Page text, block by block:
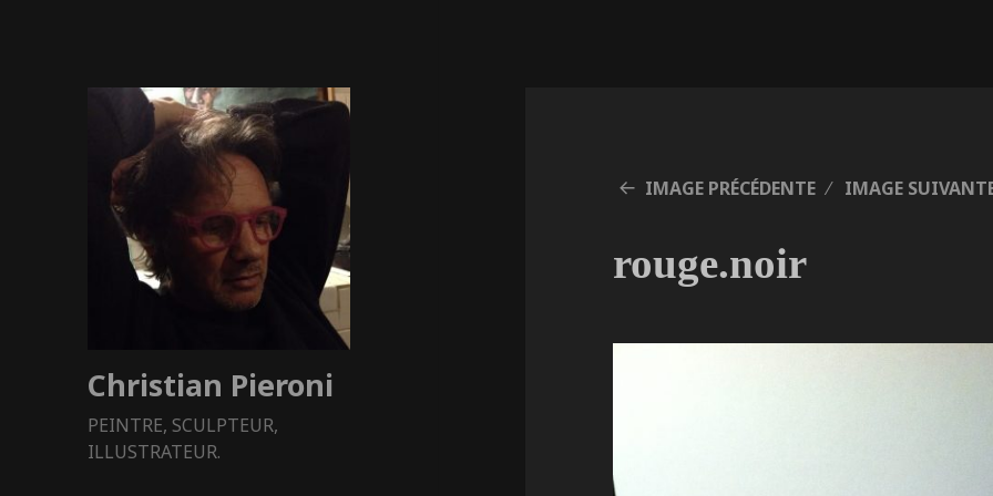
Christian Pieroni
PEINTRE, SCULPTEUR,
ILLUSTRATEUR.
IMAGE PRÉCÉDENTE IMAGE
rouge.noir